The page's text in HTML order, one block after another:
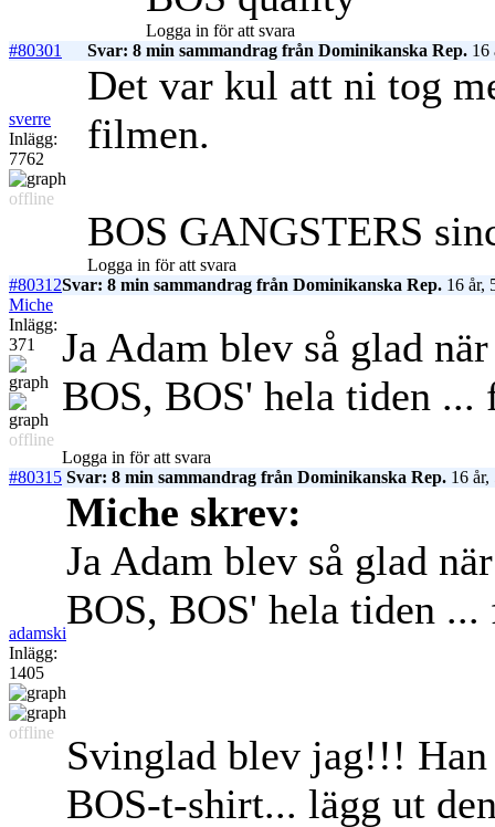
Logga in för att svara
#80301
Svar: 8 min sammandrag från Dominikanska Rep. 16
sverre
Inlägg:
7762
offline
Det var kul att ni tog
filmen.
BOS GANGSTERS
Logga in för att svara
#80312Svar: 8 min sammandrag från Dominikanska Rep. 16 år,
Miche
Inlägg:
371
offline
Ja Adam blev så glad
BOS, BOS' hela tiden
Logga in för att svara
#80315 Svar: 8 min sammandrag från Dominikanska Rep. 16 år,
adamski
Inlägg:
1405
offline
Miche skrev:
Ja Adam blev så glad
BOS, BOS' hela tiden
Svinglad blev jag!!!
BOS-t-shirt... lägg ut